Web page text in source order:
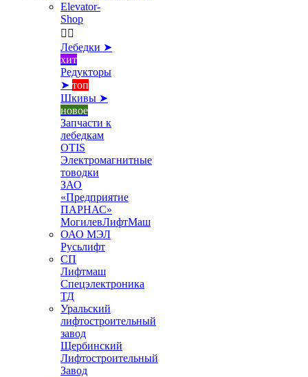
Elevator-
Shop
 
Лебедки ➤
хит
Редукторы
➤ топ
Шкивы ➤
новое
Запчасти к
лебедкам
OTIS
Электромагнитные
товодки
ЗАО
«Предприятие
ПАРНАС»
МогилевЛифтМаш
ОАО МЭЛ
Русьлифт
СП
Лифтмаш
Спецэлектроника
ТД
Уральский
лифтостроительный
завод
Щербинский
Лифтостроительный
Завод